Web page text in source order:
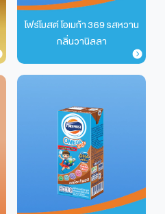
โฟร์โมสต์ โอเมก้า 369 รสหวาน
กลิ่นวานิลลา